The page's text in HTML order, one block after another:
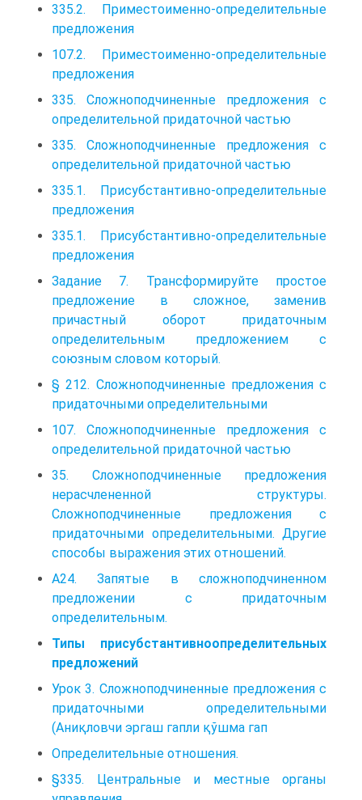
335.2. Приместоименно-определительные
предложения
107.2. Приместоименно-определительные
предложения
335. Сложноподчиненные предложения с
определительной придаточной частью
335. Сложноподчиненные предложения с
определительной придаточной частью
335.1. Присубстантивно-определительные
предложения
335.1. Присубстантивно-определительные
предложения
Задание 7. Трансформируйте простое
предложение в сложное, заменив
причастный оборот придаточным
определительным предложением с
союзным словом который.
§ 212. Сложноподчиненные предложения с
придаточными определительными
107. Сложноподчиненные предложения с
определительной придаточной частью
35. Сложноподчиненные предложения
нерасчлененной структуры.
Сложноподчиненные предложения с
придаточными определительными. Другие
способы выражения этих отношений.
А24. Запятые в сложноподчиненном
предложении с придаточным
определительным.
Типы присубстантивно­определительных
предложений
Урок 3. Сложноподчиненные предложения с
придаточными определительными
(Аниқловчи эргаш гапли қўшма гап
Определительные отношения.
§335. Центральные и местные органы